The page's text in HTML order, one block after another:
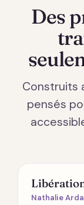
Des
Construits
pensés
ÉMOTIONS
Nathalie